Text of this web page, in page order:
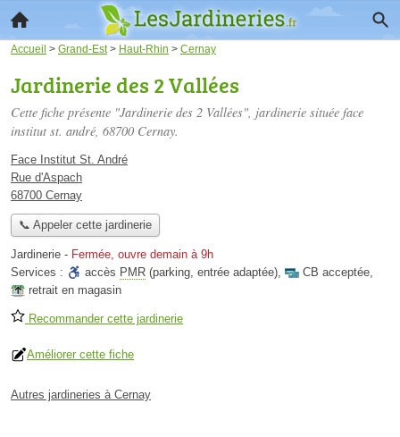
Accueil > Grand-Est> Haut-Rhin > Cernay
Jardinerie des 2 Vallées
Cette fiche présente "Jardinerie des 2 Vallées", jardinerie située face
institut st. andré, 68700 Cernay.
Face Institut St. André
Rue d'Aspach
68700 Cernay
📞 Appeler cette jardinerie
Jardinerie - Fermée, ouvre demain à 9h
Services :
accès PMR (parking, entrée adaptée), CB acceptée,
retrait en magasin
Recommander cette jardinerie
Améliorer cette fiche
Autres jardineries à Cernay